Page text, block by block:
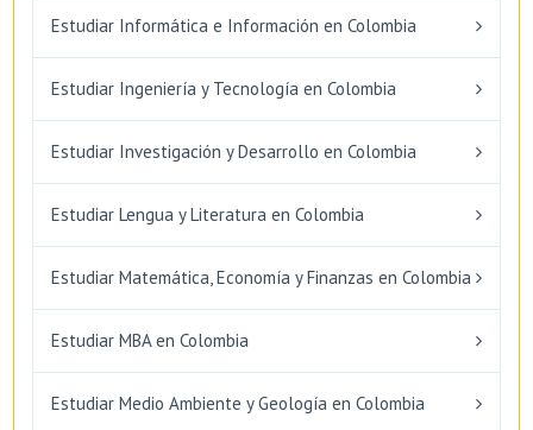
Estudiar Informática e Información en Colombia
Estudiar Ingeniería y Tecnología en Colombia
Estudiar Investigación y Desarrollo en Colombia
Estudiar Lengua y Literatura en Colombia
Estudiar Matemática, Economía y Finanzas en Colombia
Estudiar MBA en Colombia
Estudiar Medio Ambiente y Geología en Colombia